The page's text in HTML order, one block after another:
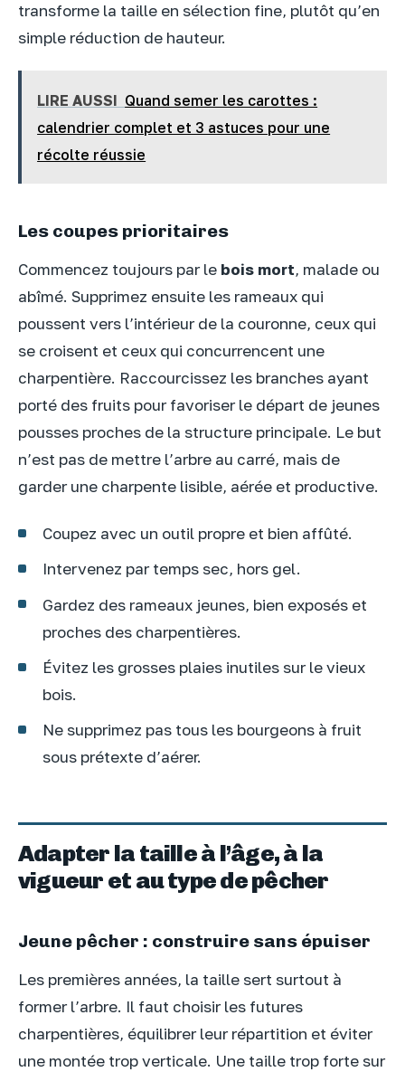
transforme la taille en sélection fine, plutôt qu’en
simple réduction de hauteur.
LIRE AUSSI Quand semer les carottes :
calendrier complet et 3 astuces pour une
récolte réussie
Les coupes prioritaires
Commencez toujours par le bois mort, malade ou
abîmé. Supprimez ensuite les rameaux qui
poussent vers l’intérieur de la couronne, ceux qui
se croisent et ceux qui concurrencent une
charpentière. Raccourcissez les branches ayant
porté des fruits pour favoriser le départ de jeunes
pousses proches de la structure principale. Le but
n’est pas de mettre l’arbre au carré, mais de
garder une charpente lisible, aérée et productive.
Coupez avec un outil propre et bien affûté.
Intervenez par temps sec, hors gel.
Gardez des rameaux jeunes, bien exposés et
proches des charpentières.
Évitez les grosses plaies inutiles sur le vieux
bois.
Ne supprimez pas tous les bourgeons à fruit
sous prétexte d’aérer.
Adapter la taille à l’âge, à la
vigueur et au type de pêcher
Jeune pêcher : construire sans épuiser
Les premières années, la taille sert surtout à
former l’arbre. Il faut choisir les futures
charpentières, équilibrer leur répartition et éviter
une montée trop verticale. Une taille trop forte sur